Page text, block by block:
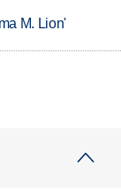
M. Lion'